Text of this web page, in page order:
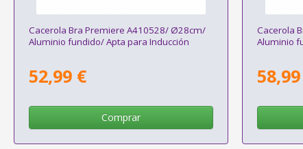
Cacerola Bra Premiere A410528/ Ø28cm/
Aluminio fundido/ Apta para Inducción
52,99 €
Comprar
Cacerola
Aluminio